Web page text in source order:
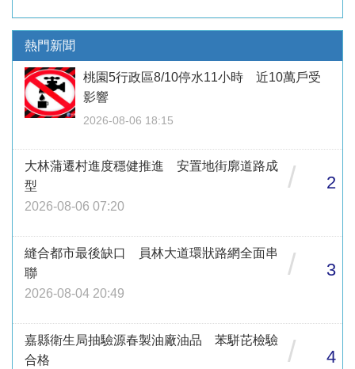
熱門新聞
桃園5行政區8/10停水11小時 近10萬戶受
影響
2026-08-06 18:15
大林蒲遷村進度穩健推進 安置地街廓道路成
型
2026-08-06 07:20
/ 2
縫合都市最後缺口 員林大道環狀路網全面串
聯
2026-08-04 20:49
/ 3
嘉縣衛生局抽驗源春製油廠油品 苯駢芘檢驗
合格
/ 4